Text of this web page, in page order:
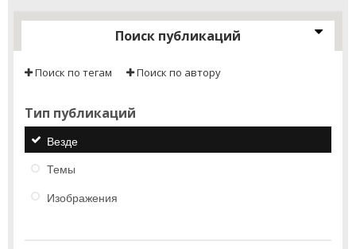
Поиск публикаций
Поиск по тегам Поиск по автору
Тип публикаций
Везде
Темы
Изображения